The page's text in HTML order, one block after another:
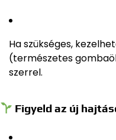
Ha szükséges,
(természetes
szerrel.
Figyeld az új